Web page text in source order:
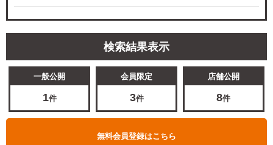
検索結果表示
一般公開
1件
会員限定
3件
店舗公開
8件
無料会員登録はこちら